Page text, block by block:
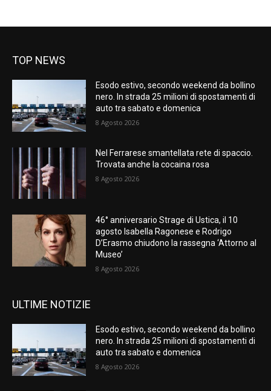
TOP NEWS
Esodo estivo, secondo weekend da bollino
nero. In strada 25 milioni di spostamenti di
auto tra sabato e domenica
8 Agosto 2026
Nel Ferrarese smantellata rete di spaccio.
Trovata anche la cocaina rosa
8 Agosto 2026
46° anniversario Strage di Ustica, il 10
agosto Isabella Ragonese e Rodrigo
D’Erasmo chiudono la rassegna ‘Attorno al
Museo’
8 Agosto 2026
ULTIME NOTIZIE
Esodo estivo, secondo weekend da bollino
nero. In strada 25 milioni di spostamenti di
auto tra sabato e domenica
8 Agosto 2026